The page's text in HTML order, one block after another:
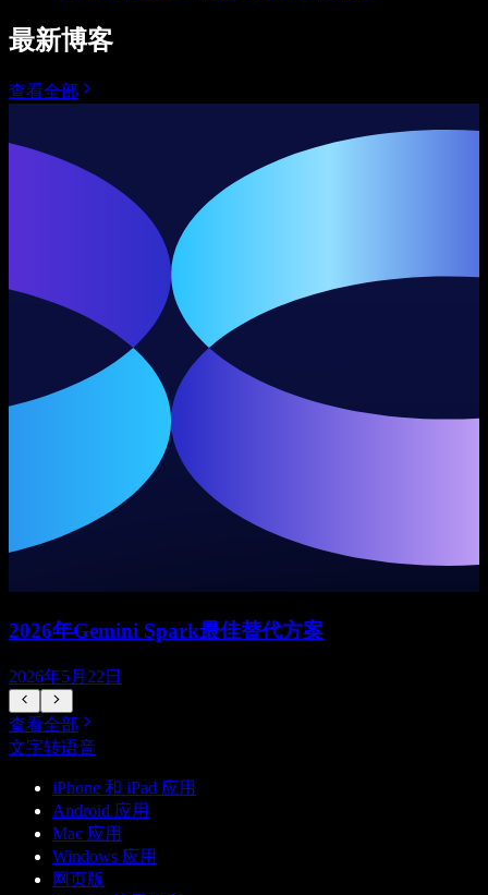
最新博客
查看全部
2026年Gemini Spark最佳替代方案
2026年5月22日
查看全部
文字转语音
iPhone 和 iPad 应用
Android 应用
Mac 应用
Windows 应用
网页版